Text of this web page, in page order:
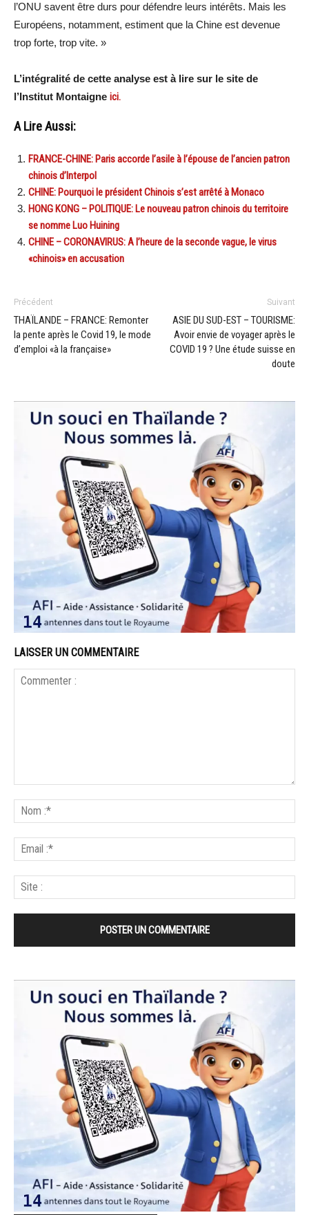
l’ONU savent être durs pour défendre leurs intérêts. Mais les
Européens, notamment, estiment que la Chine est devenue
trop forte, trop vite. »
L’intégralité de cette analyse est à lire sur le site de
l’Institut Montaigne ici.
A Lire Aussi:
FRANCE-CHINE: Paris accorde l’asile à l’épouse de l’ancien patron
chinois d’Interpol
CHINE: Pourquoi le président Chinois s’est arrêté à Monaco
HONG KONG – POLITIQUE: Le nouveau patron chinois du territoire
se nomme Luo Huining
CHINE – CORONAVIRUS: A l’heure de la seconde vague, le virus
«chinois» en accusation
Précédent
THAÏLANDE – FRANCE: Remonter
la pente après le Covid 19, le mode
d’emploi «à la française»
Suivant
ASIE DU SUD-EST – TOURISME:
Avoir envie de voyager après le
COVID 19 ? Une étude suisse en
doute
LAISSER UN COMMENTAIRE